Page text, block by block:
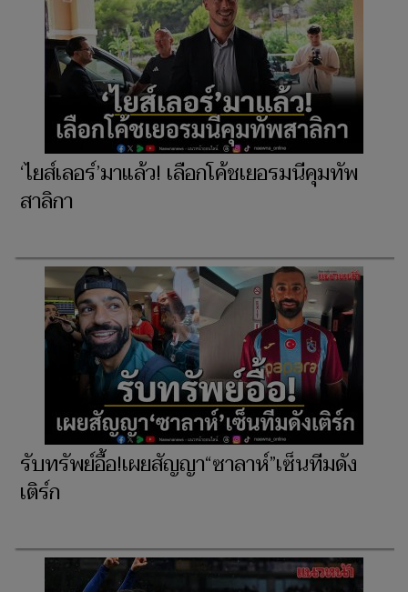
‘ไยส์เลอร์’มาแล้ว! เลือกโค้ชเยอรมนีคุมทัพ
สาลิกา
รับทรัพย์อื้อ!เผยสัญญา“ซาลาห์”เซ็นทีมดัง
เติร์ก